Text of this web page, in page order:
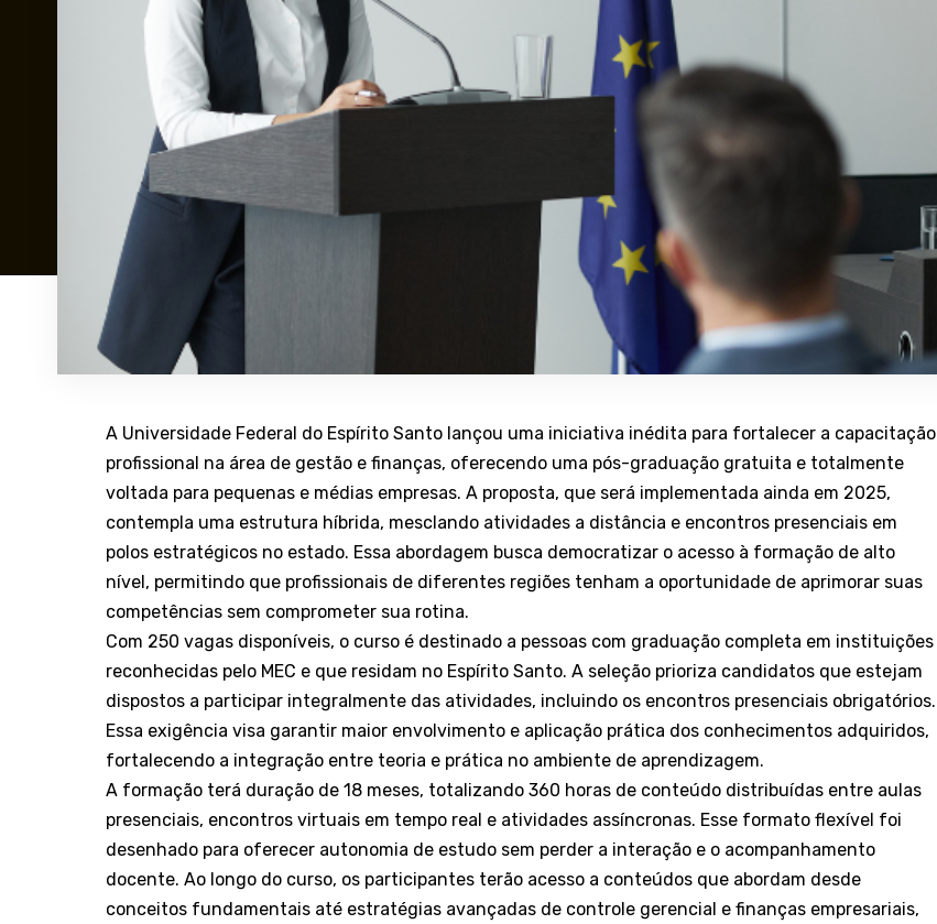
A Universidade Federal do Espírito Santo lançou uma iniciativa inédita para fortalecer a capacitação
profissional na área de gestão e finanças, oferecendo uma pós-graduação gratuita e totalmente
voltada para pequenas e médias empresas. A proposta, que será implementada ainda em 2025,
contempla uma estrutura híbrida, mesclando atividades a distância e encontros presenciais em
polos estratégicos no estado. Essa abordagem busca democratizar o acesso à formação de alto
nível, permitindo que profissionais de diferentes regiões tenham a oportunidade de aprimorar suas
competências sem comprometer sua rotina.
Com 250 vagas disponíveis, o curso é destinado a pessoas com graduação completa em instituições
reconhecidas pelo MEC e que residam no Espírito Santo. A seleção prioriza candidatos que estejam
dispostos a participar integralmente das atividades, incluindo os encontros presenciais obrigatórios.
Essa exigência visa garantir maior envolvimento e aplicação prática dos conhecimentos adquiridos,
fortalecendo a integração entre teoria e prática no ambiente de aprendizagem.
A formação terá duração de 18 meses, totalizando 360 horas de conteúdo distribuídas entre aulas
presenciais, encontros virtuais em tempo real e atividades assíncronas. Esse formato flexível foi
desenhado para oferecer autonomia de estudo sem perder a interação e o acompanhamento
docente. Ao longo do curso, os participantes terão acesso a conteúdos que abordam desde
conceitos fundamentais até estratégias avançadas de controle gerencial e finanças empresariais,